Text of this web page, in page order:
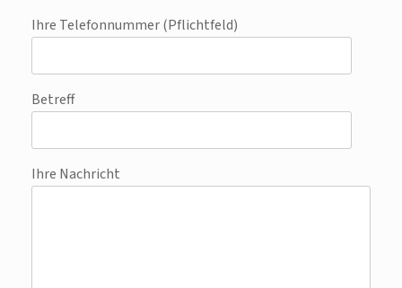
Ihre Telefonnummer (Pflichtfeld)
Betreff
Ihre Nachricht